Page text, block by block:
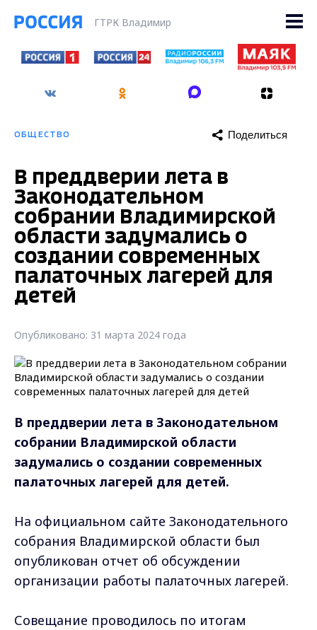
ГТРК Владимир
ОБЩЕСТВО Поделиться
В преддверии лета в
Законодательном
собрании Владимирской
области задумались о
создании современных
палаточных лагерей для
детей
Опубликовано: 31 марта 2024 года
В преддверии лета в Законодательном
собрании Владимирской области
задумались о создании современных
палаточных лагерей для детей.
На официальном сайте Законодательного
собрания Владимирской области был
опубликован отчет об обсуждении
организации работы палаточных лагерей.
Совещание проводилось по итогам